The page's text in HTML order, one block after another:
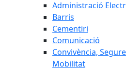
Administració
Barris
Cementiri
Comunicació
Convivència,
Mobilitat